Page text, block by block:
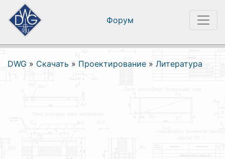
Форум
DWG » Скачать » Проектирование » Литература